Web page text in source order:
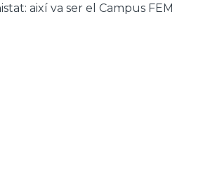
així va ser el Campus FEM